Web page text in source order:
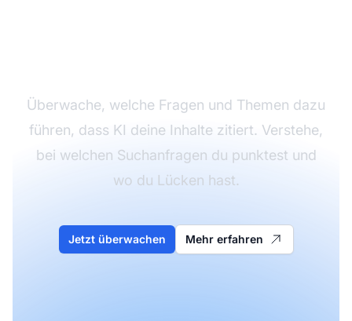
Überwache, welche Fragen und Themen dazu
führen, dass KI deine Inhalte zitiert. Verstehe,
bei welchen Suchanfragen du punktest und
wo du Lücken hast.
Jetzt überwachen Mehr erfahren